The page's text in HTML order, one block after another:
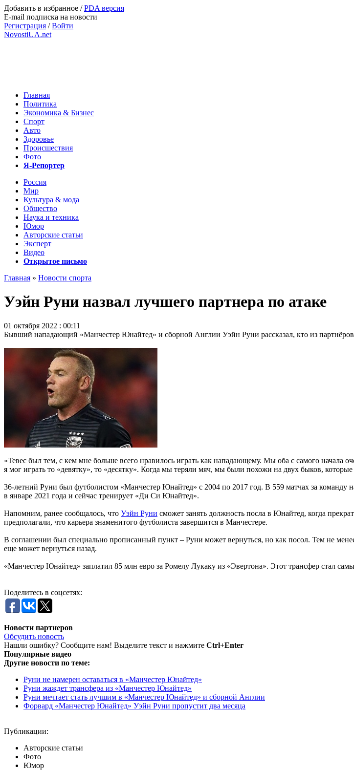
Добавить в избранное /PDA версия
E-mail подписка на новости
Регистрация /Войти
NovostiUA.net
Главная
Политика
Экономика & Бизнес
Спорт
Авто
Здоровье
Происшествия
Фото
Я-Репортер
Россия
Мир
Культура & мода
Общество
Наука и техника
Юмор
Авторские статьи
Эксперт
Видео
Открытое письмо
Главная » Новости спорта
Уэйн Руни назвал лучшего партнера по атаке
01 октября 2022 : 00:11
Бывший нападающий «Манчестер Юнайтед» и сборной Англии Уэйн Руни рассказал, кто из
«Тевес был тем, с кем мне больше всего нравилось играть как нападающему. Мы оба с самого начала
я мог играть то «девятку», то «десятку». Когда мы теряли мяч, мы были похожи на двух быков,
36-летний Руни был футболистом «Манчестер Юнайтед» с 2004 по 2017 год. В 559 матчах за команду
в январе 2021 года и сейчас тренирует «Ди Си Юнайтед».
Напомним, ранее сообщалось, что Уэйн Руни сможет занять должность посла в Юнайтед, когда
предполагали, что карьера знаменитого футболиста завершится в Манчестере.
В соглашении был специально прописанный пункт – Руни может вернуться, но как посол. Тем не
еще может вернуться назад.
«Манчестер Юнайтед» заплатил 85 млн евро за Ромелу Лукаку из «Эвертона». Этот трансфер стал
Поделитесь в соцсетях:
Новости партнеров
Обсудить новость
Нашли ошибку? Сообщите нам! Выделите текст и нажмите Ctrl+Enter
Популярные видео
Другие новости по теме:
Руни не намерен оставаться в «Манчестер Юнайтед»
Руни жаждет трансфера из «Манчестер Юнайтед»
Руни мечтает стать лучшим в «Манчестер Юнайтед» и сборной Англии
Форвард «Манчестер Юнайтед» Уэйн Руни пропустит два месяца
Публикации:
Авторские статьи
Фото
Юмор